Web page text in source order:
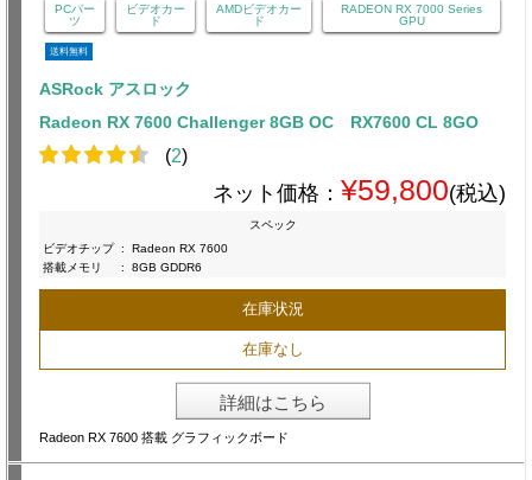
PCパー
ツ
ビデオカー
ド
AMDビデオカー
ド
RADEON RX 7000 Series
GPU
送料無料
ASRock アスロック
Radeon RX 7600 Challenger 8GB OC RX7600 CL 8GO
(2)
ネット価格： ¥59,800(税込)
スペック
ビデオチップ :
Radeon RX 7600
搭載メモリ
: 8GB GDDR6
在庫状況
在庫なし
詳細はこちら
Radeon RX 7600 搭載 グラフィックボード